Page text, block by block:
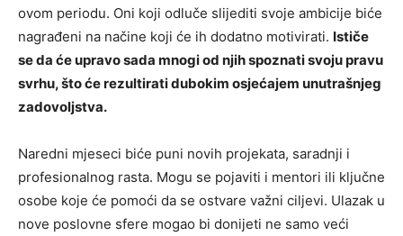
ovom periodu. Oni koji odluče slijediti svoje ambicije biće
nagrađeni na načine koji će ih dodatno motivirati. Ističe
se da će upravo sada mnogi od njih spoznati svoju pravu
svrhu, što će rezultirati dubokim osjećajem unutrašnjeg
zadovoljstva.
Naredni mjeseci biće puni novih projekata, saradnji i
profesionalnog rasta. Mogu se pojaviti i mentori ili ključne
osobe koje će pomoći da se ostvare važni ciljevi. Ulazak u
nove poslovne sfere mogao bi donijeti ne samo veći